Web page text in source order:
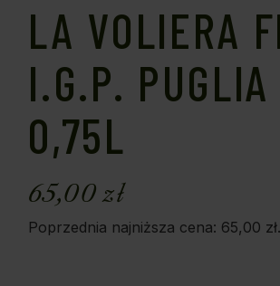
LA VOLIERA
I.G.P.
0,75L
65,00zł
Poprzednia najniższa cena: 65,00 zł.